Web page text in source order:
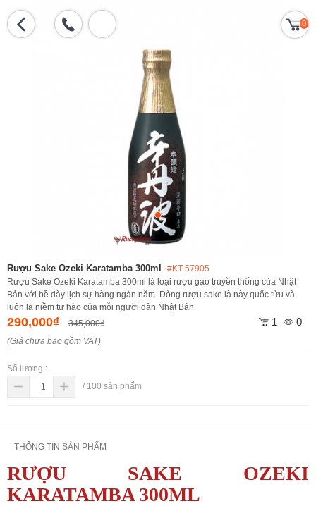
0
Rượu Sake Ozeki Karatamba 300ml #KT-57905
Rượu Sake Ozeki Karatamba 300ml là loại rượu gạo truyền thống của Nhật
Bản với bề dày lịch sự hàng ngàn năm. Dòng rượu sake là này quốc tửu và
luôn là niềm tự hào của mỗi người dân Nhật Bản
290,000₫ 345,000₫ 1 0
(Giá chưa bao gồm VAT)
Số lượng :
/ 100 sản phẩm
THÔNG TIN SẢN PHẨM
RƯỢU SAKE OZEKI
KARATAMBA 300ML